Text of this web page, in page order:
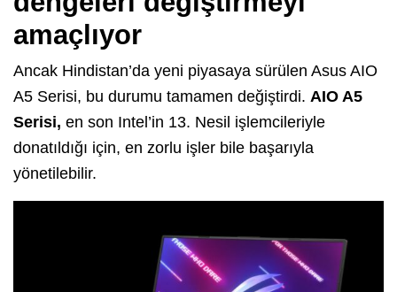
amaçlıyor
Ancak Hindistan’da yeni piyasaya sürülen Asus AIO
A5 Serisi, bu durumu tamamen değiştirdi. AIO A5
Serisi, en son Intel’in 13. Nesil işlemcileriyle
donatıldığı için, en zorlu işler bile başarıyla
yönetilebilir.